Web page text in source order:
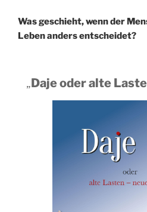
Was geschieht, wenn der
Leben anders entscheidet?
„Daje oder alte